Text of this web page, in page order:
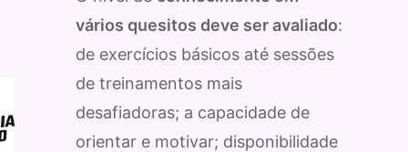
vários quesitos deve ser avaliado:
de exercícios básicos até sessões
de treinamentos mais
desafiadoras; a capacidade de
orientar e motivar; disponibilidade